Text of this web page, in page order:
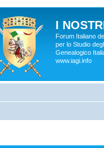
I
Forum Italiano
per lo Studio
Genealogico
www.iagi.info